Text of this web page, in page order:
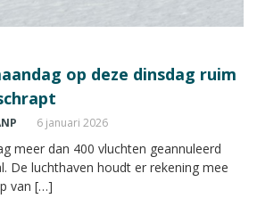
op deze dinsdag ruim
6 januari 2026
meer dan 400 vluchten geannuleerd
De luchthaven houdt er rekening mee
van […]